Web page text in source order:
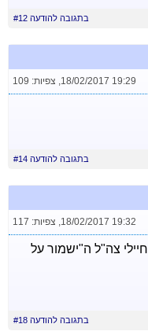
בתגובה להודעה #12
18/02/2017 19:29
, צפיות: 109
בתגובה להודעה #14
18/02/2017 19:32
, צפיות: 117
צה"ל ה"ישמור על
בתגובה להודעה #18